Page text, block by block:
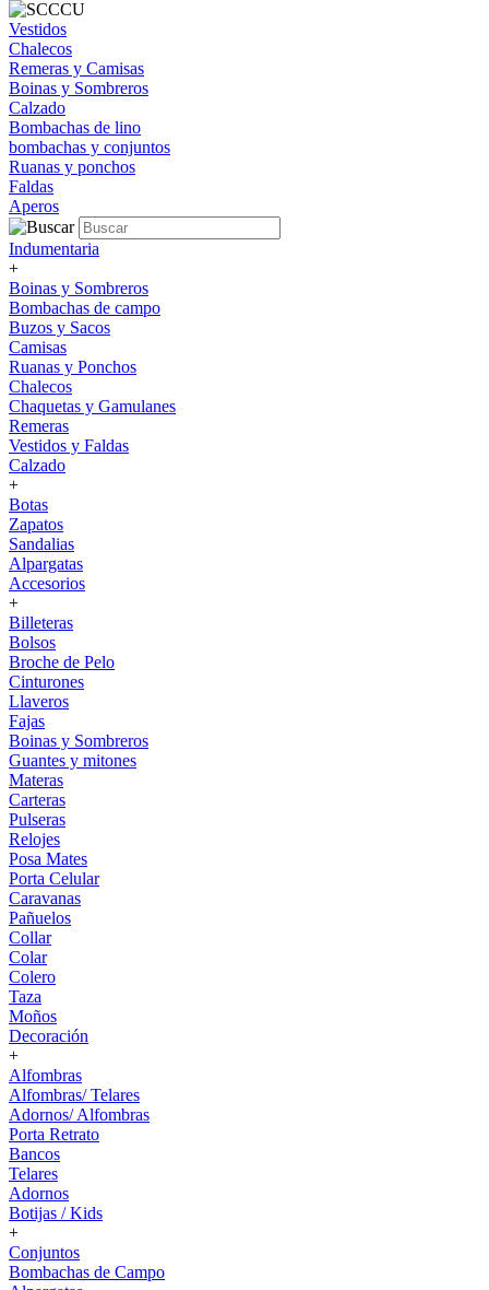
Vestidos
Chalecos
Remeras y Camisas
Boinas y Sombreros
Calzado
Bombachas de lino
bombachas y conjuntos
Ruanas y ponchos
Faldas
Aperos
Indumentaria
+
Boinas y Sombreros
Bombachas de campo
Buzos y Sacos
Camisas
Ruanas y Ponchos
Chalecos
Chaquetas y Gamulanes
Remeras
Vestidos y Faldas
Calzado
+
Botas
Zapatos
Sandalias
Alpargatas
Accesorios
+
Billeteras
Bolsos
Broche de Pelo
Cinturones
Llaveros
Fajas
Boinas y Sombreros
Guantes y mitones
Materas
Carteras
Pulseras
Relojes
Posa Mates
Porta Celular
Caravanas
Pañuelos
Collar
Colar
Colero
Taza
Moños
Decoración
+
Alfombras
Alfombras/ Telares
Adornos/ Alfombras
Porta Retrato
Bancos
Telares
Adornos
Botijas / Kids
+
Conjuntos
Bombachas de Campo